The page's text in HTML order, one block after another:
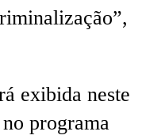
exibida neste
programa